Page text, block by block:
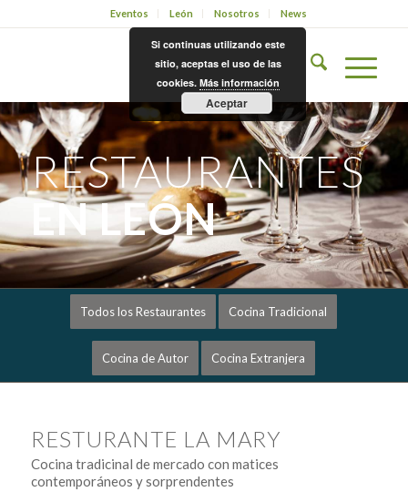
Eventos León Nosotros News
RESTAURANTES
EN LEÓN
Todos los Restaurantes Cocina Tradicional
Cocina de Autor Cocina Extranjera
RESTURANTE LA MARY
Cocina tradicinal de mercado con matices
contemporáneos y sorprendentes
Si continuas utilizando este
sitio, aceptas el uso de las
cookies. Más información
Aceptar